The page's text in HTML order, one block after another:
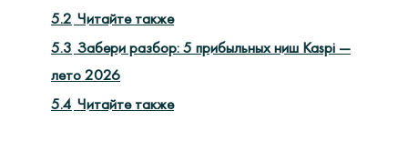
5.2 Читайте также
5.3 Забери разбор: 5 прибыльных ниш Kaspi —
лето 2026
5.4 Читайте также